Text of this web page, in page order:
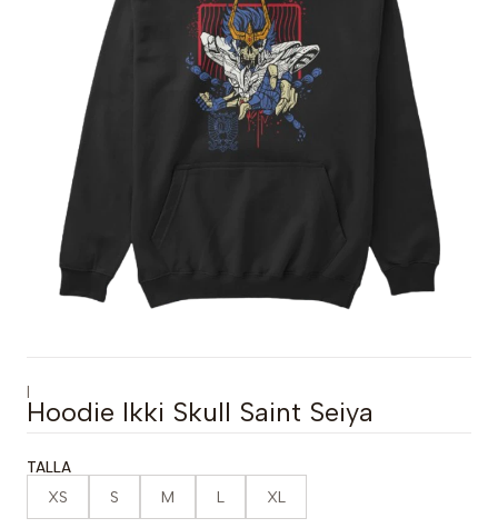
|
Hoodie Ikki Skull Saint Seiya
TALLA
XS S M L XL